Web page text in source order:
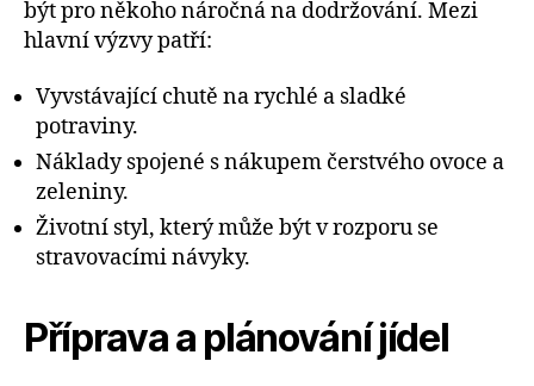
být pro někoho náročná na dodržování. Mezi
hlavní výzvy patří:
Vyvstávající chutě na rychlé a sladké
potraviny.
Náklady spojené s nákupem čerstvého ovoce a
zeleniny.
Životní styl, který může být v rozporu se
stravovacími návyky.
Příprava a plánování jídel